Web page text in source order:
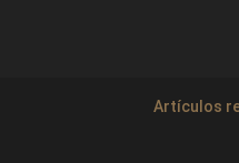
Artículos